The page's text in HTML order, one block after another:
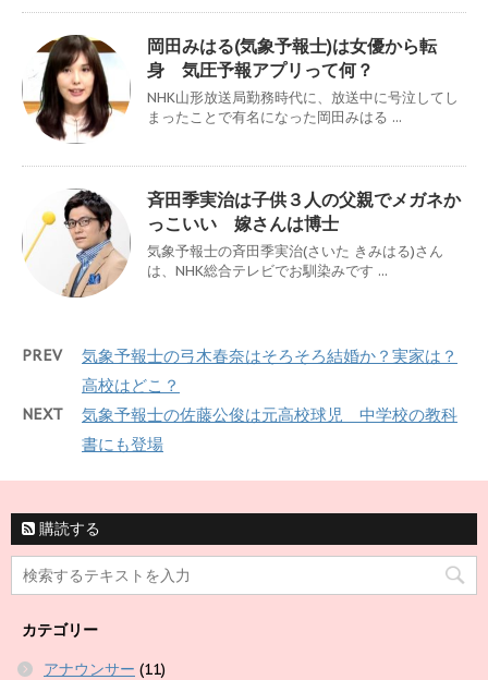
岡田みはる(気象予報士)は女優から転
身 気圧予報アプリって何？
NHK山形放送局勤務時代に、放送中に号泣してし
まったことで有名になった岡田みはる ...
斉田季実治は子供３人の父親でメガネか
っこいい 嫁さんは博士
気象予報士の斉田季実治(さいた きみはる)さん
は、NHK総合テレビでお馴染みです ...
PREV
気象予報士の弓木春奈はそろそろ結婚か？実家は？
高校はどこ？
NEXT
気象予報士の佐藤公俊は元高校球児 中学校の教科
書にも登場
購読する
カテゴリー
アナウンサー (11)